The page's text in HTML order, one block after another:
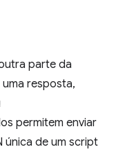
parte da
resposta,
permitem enviar
única de um script